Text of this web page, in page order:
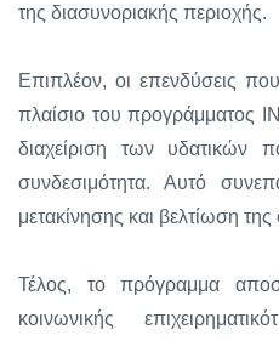
της διασυνοριακής περιοχής.
Επιπλέον, οι επενδύσεις
πλαίσιο του προγράμματος
διαχείριση των υδατικών
συνδεσιμότητα. Αυτό
μετακίνησης και βελτίωση
Τέλος, το πρόγραμμα
κοινωνικής